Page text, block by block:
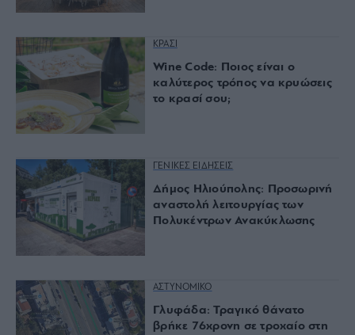
ΚΡΑΣΙ
Wine Code: Ποιος είναι ο
καλύτερος τρόπος να κρυώσεις
το κρασί σου;
ΓΕΝΙΚΕΣ ΕΙΔΗΣΕΙΣ
Δήμος Ηλιούπολης: Προσωρινή
αναστολή λειτουργίας των
Πολυκέντρων Ανακύκλωσης
ΑΣΤΥΝΟΜΙΚΟ
Γλυφάδα: Τραγικό θάνατο
βρήκε 76χρονη σε τροχαίο στη